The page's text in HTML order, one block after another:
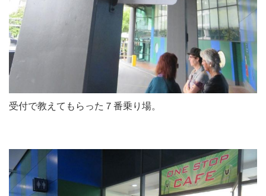
受付で教えてもらった７番乗り場。